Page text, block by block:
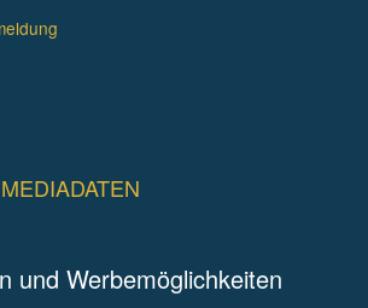
MEDIADATEN
und Werbemöglichkeiten